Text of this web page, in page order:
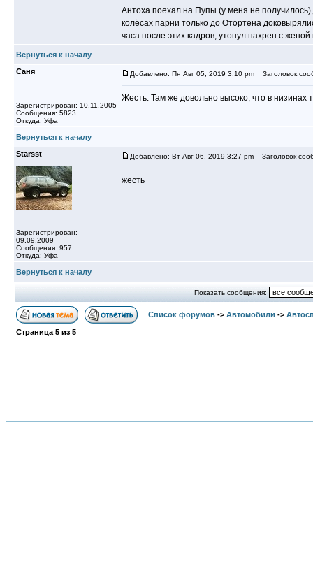
Антоха поехал на Пупы (у меня не
колёсах парни только до Отортена
часа после этих кадров, утонул нахрен с женой
Вернуться к началу
Саня
Зарегистрирован: 10.11.2005
Сообщения: 5823
Откуда: Уфа
Добавлено: Пн Авг 05, 2019 3:10 pm Заголовок
Жесть. Там же довольно высоко, что в низинах
Вернуться к началу
Starsst
Зарегистрирован:
09.09.2009
Сообщения: 957
Откуда: Уфа
Добавлено: Вт Авг 06, 2019 3:27 pm Заголовок
жесть
Вернуться к началу
Показать сообщения:
Список форумов -> Автомобили ->
Страница 5 из 5